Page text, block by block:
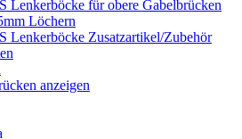
Lenkerböcke für obere Gabelbrücken
Löchern
Lenkerböcke Zusatzartikel/Zubehör
anzeigen